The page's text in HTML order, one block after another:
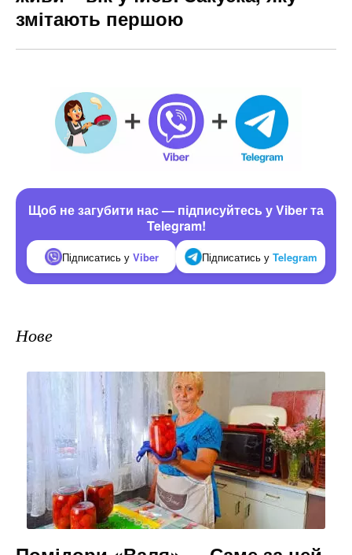
змітають першою
Щоб не загубити нас — підписуйтесь у Viber та
Telegram!
Підписатись у Viber Підписатись у Telegram
Нове